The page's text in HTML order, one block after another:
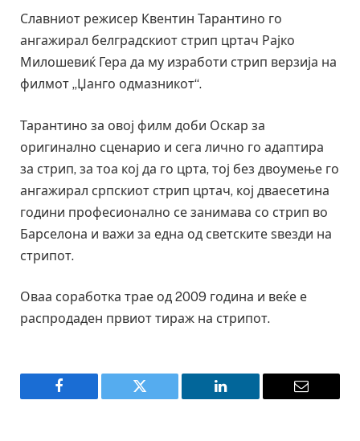
Славниот режисер Квентин Тарантино го
ангажирал белградскиот стрип цртач Рајко
Милошевиќ Гера да му изработи стрип верзија на
филмот „Џанго одмазникот“.
Тарантино за овој филм доби Оскар за
оригинално сценарио и сега лично го адаптира
за стрип, за тоа кој да го црта, тој без двоумење го
ангажирал српскиот стрип цртач, кој дваесетина
години професионално се занимава со стрип во
Барселона и важи за една од светските ѕвезди на
стрипот.
Оваа соработка трае од 2009 година и веќе е
распродаден првиот тираж на стрипот.
Facebook Twitter LinkedIn Email